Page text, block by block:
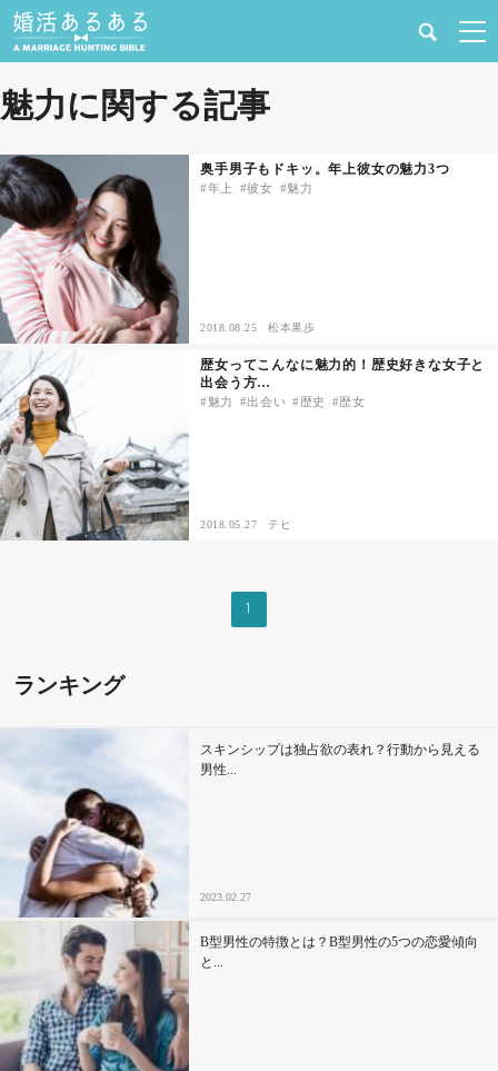
健康
恋愛の悩み
出会い
合コン・街コン
マッチングアプリ
結婚相談所
あるある
特集
占い・診断
ファッション・美容
グルメ
趣味・旅行
セックスライフ
魅力に関する記事
奥手男子もドキッ。年上彼女の魅力3つ
年上 彼女 魅力
2018.08.25 松本果歩
歴女ってこんなに魅力的！歴史好きな女子と
出会う方…
魅力 出会い 歴史 歴女
2018.05.27 テヒ
1
ランキング
スキンシップは独占欲の表れ？行動から見える
男性...
2023.02.27
B型男性の特徴とは？B型男性の5つの恋愛傾向
と...